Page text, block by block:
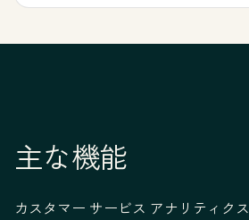
主な機能
カスタマー サービス アナリティク